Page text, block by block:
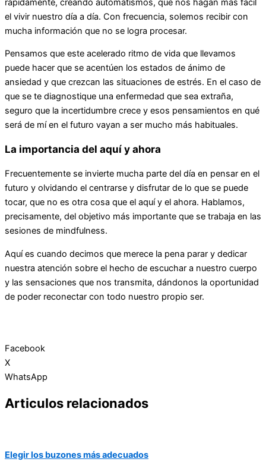
rápidamente, creando automatismos, que nos hagan más fácil
el vivir nuestro día a día. Con frecuencia, solemos recibir con
mucha información que no se logra procesar.
Pensamos que este acelerado ritmo de vida que llevamos
puede hacer que se acentúen los estados de ánimo de
ansiedad y que crezcan las situaciones de estrés. En el caso de
que se te diagnostique una enfermedad que sea extraña,
seguro que la incertidumbre crece y esos pensamientos en qué
será de mí en el futuro vayan a ser mucho más habituales.
La importancia del aquí y ahora
Frecuentemente se invierte mucha parte del día en pensar en el
futuro y olvidando el centrarse y disfrutar de lo que se puede
tocar, que no es otra cosa que el aquí y el ahora. Hablamos,
precisamente, del objetivo más importante que se trabaja en las
sesiones de mindfulness.
Aquí es cuando decimos que merece la pena parar y dedicar
nuestra atención sobre el hecho de escuchar a nuestro cuerpo
y las sensaciones que nos transmita, dándonos la oportunidad
de poder reconectar con todo nuestro propio ser.
Facebook
X
WhatsApp
Articulos relacionados
Elegir los buzones más adecuados